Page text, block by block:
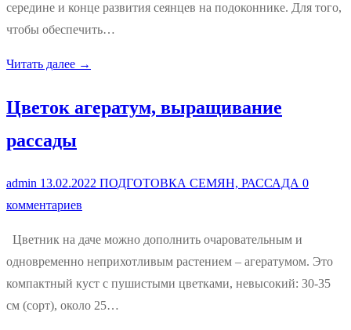
середине и конце развития сеянцев на подоконнике. Для того,
чтобы обеспечить…
Читать далее →
Цветок агератум, выращивание
рассады
admin 13.02.2022 ПОДГОТОВКА СЕМЯН, РАССАДА 0
комментариев
Цветник на даче можно дополнить очаровательным и
одновременно неприхотливым растением – агератумом. Это
компактный куст с пушистыми цветками, невысокий: 30-35
см (сорт), около 25…